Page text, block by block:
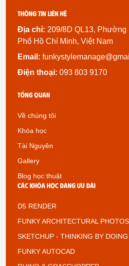
Thông tin liên hệ
Địa chỉ: 209/8D QL13, Phường
Phố Hồ Chí Minh, Việt Nam
Email:
Điện thoại: 093 803 9170
Tổng quan
Về chúng tôi
Khóa học
Tài Nguyên
Gallery
Blog học thuật
Các khóa học đang ưu đãi
D5 RENDER
FUNKY ARCHITECTURAL
SKETCHUP - THINKING BY DOING
FUNKY AUTOCAD